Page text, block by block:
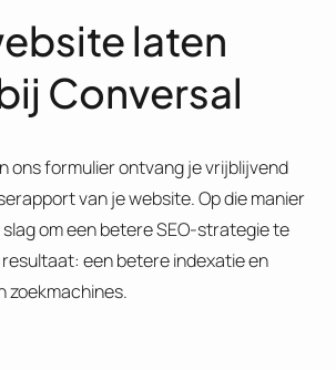
laten
Conversal
ons formulier ontvang je vrijblijvend
van je website. Op die manier
slag om een betere SEO-strategie te
een betere indexatie en
zoekmachines.